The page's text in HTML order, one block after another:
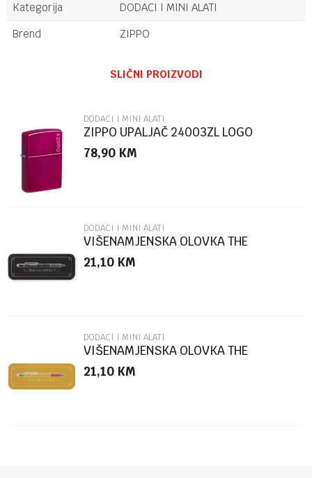
Kategorija
DODACI I MINI ALATI
Brend
ZIPPO
Poruka
POŠALJI
SLIČNI PROIZVODI
DODACI I MINI ALATI
ZIPPO UPALJAČ 24003ZL LOGO
78,90 KM
DODACI I MINI ALATI
VIŠENAMJENSKA OLOVKA THE
ARCHITECT BLACK BOX
21,10 KM
DODACI I MINI ALATI
VIŠENAMJENSKA OLOVKA THE
ARCHITECT MULTICOLOR
21,10 KM